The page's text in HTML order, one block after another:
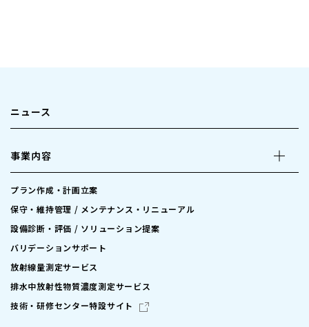
ニュース
事業内容
プラン作成・計画立案
保守・維持管理 / メンテナンス・リニューアル
設備診断・評価 / ソリューション提案
バリデーションサポート
放射線量測定サービス
排水中放射性物質濃度測定サービス
技術・研修センター特設サイト